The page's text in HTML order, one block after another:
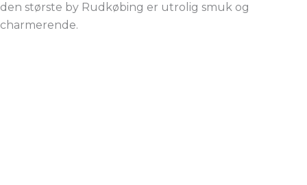
den største by Rudkøbing er utrolig smuk og
charmerende.